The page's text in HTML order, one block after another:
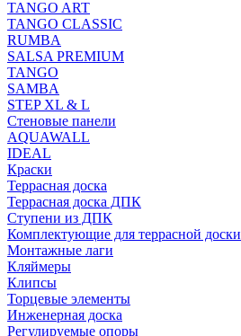
TANGO ART
TANGO CLASSIC
RUMBA
SALSA PREMIUM
TANGO
SAMBA
STEP XL & L
Стеновые панели
AQUAWALL
IDEAL
Краски
Террасная доска
Террасная доска ДПК
Ступени из ДПК
Комплектующие для террасной доски
Монтажные лаги
Кляймеры
Клипсы
Торцевые элементы
Инженерная доска
Регулируемые опоры